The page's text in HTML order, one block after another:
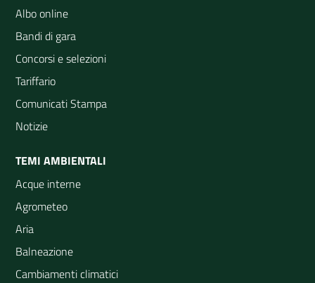
Albo online
Bandi di gara
Concorsi e selezioni
Tariffario
Comunicati Stampa
Notizie
TEMI AMBIENTALI
Acque interne
Agrometeo
Aria
Balneazione
Cambiamenti climatici